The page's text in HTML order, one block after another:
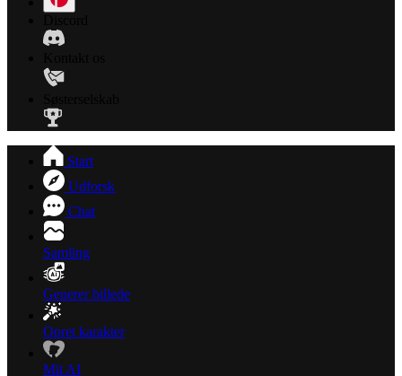
Start
Udforsk
Chat
Samling
Generer billede
Opret karakter
Mit AI